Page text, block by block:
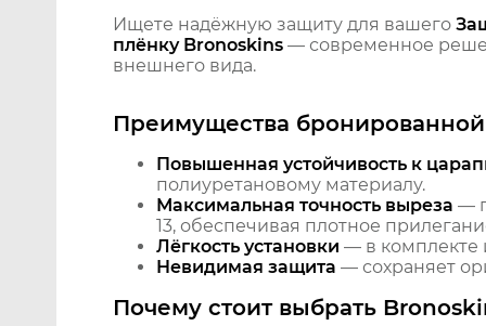
Ищете надёжную защиту для вашего
плёнку Bronoskins — современное
внешнего вида.
Преимущества
Повышенная устойчивость к
полиуретановому материалу.
Максимальная точность выреза —
13, обеспечивая плотное
Лёгкость установки — в комплекте
Невидимая защита — сохраняет
Почему стоит выбрать